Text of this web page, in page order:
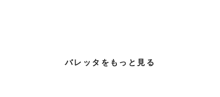
バレッタをもっと見る